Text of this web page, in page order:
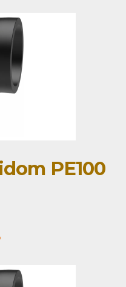
PE100